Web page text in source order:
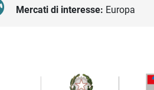
Mercati di interesse: Europa